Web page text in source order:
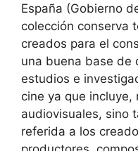
España (Gobierno
colección conserva
creados para el
una buena base de
estudios e
cine ya que
audiovisuales, sino
referida a los